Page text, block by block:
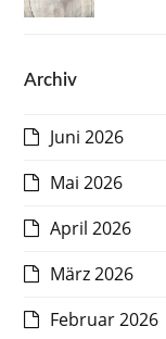
Archiv
Juni 2026
Mai 2026
April 2026
März 2026
Februar 2026